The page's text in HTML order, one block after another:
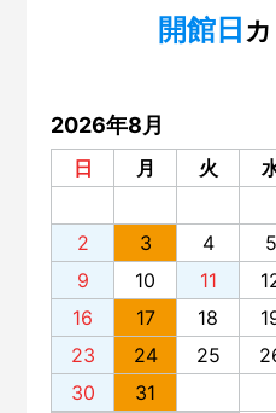
開館日
2026年8月
日 月 火
2
3 4 5
9
10 11
16
17 18
23
24 25
30
31